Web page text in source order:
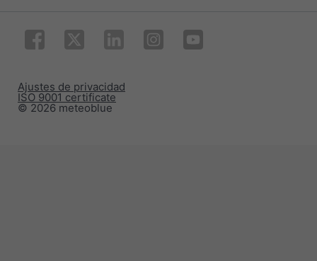
© 2026 meteoblue
ISO 9001 certificate
Ajustes de privacidad